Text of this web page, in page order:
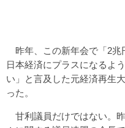
昨年、この新年会で「2兆
日本経済にプラスになるよ
い」と言及した元経済再生
った。
甘利議員だけではない。